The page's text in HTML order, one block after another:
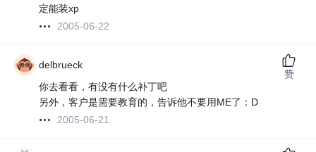
定能装xp
2005-06-22
delbrueck
你去看看，有没有什么补丁吧
另外，客户是需要教育的，告诉他不要用ME了：D
2005-06-21
赞